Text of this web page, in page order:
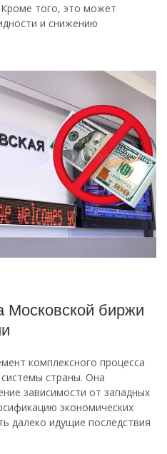
того, это может
и снижению
Московской биржи
комплексного процесса
страны. Она
зависимости от западных
экономических
далеко идущие последствия